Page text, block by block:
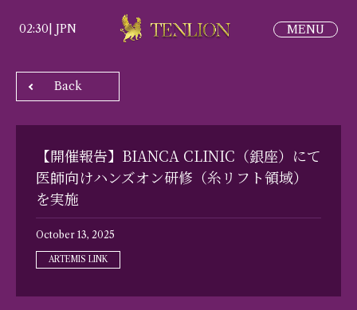
02:30 JPN
Back
【開催報告】BIANCA CLINIC（銀座）にて
医師向けハンズオン研修（糸リフト領域）
を実施
October 13, 2025
ARTEMIS LINK